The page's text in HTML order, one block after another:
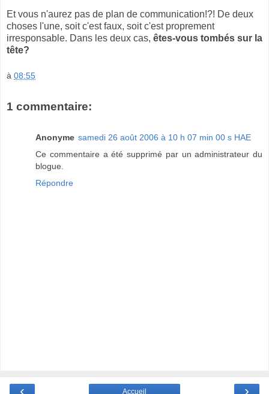
Et vous n'aurez pas de plan de communication!?! De deux
choses l'une, soit c'est faux, soit c'est proprement
irresponsable. Dans les deux cas, êtes-vous tombés sur la
tête?
à 08:55
1 commentaire:
Anonyme samedi 26 août 2006 à 10 h 07 min 00 s HAE
Ce commentaire a été supprimé par un administrateur du
blogue.
Répondre
‹ ›
Accueil